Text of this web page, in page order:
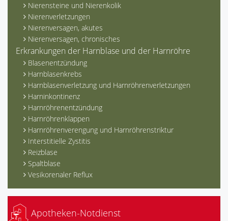
Nierensteine und Nierenkolik
Nierenverletzungen
Nierenversagen, akutes
Nierenversagen, chronisches
Erkrankungen der Harnblase und der Harnröhre
Blasenentzündung
Harnblasenkrebs
Harnblasenverletzung und Harnröhrenverletzungen
Harninkontinenz
Harnröhrenentzündung
Harnröhrenklappen
Harnröhrenverengung und Harnröhrenstriktur
Interstitielle Zystitis
Reizblase
Spaltblase
Vesikorenaler Reflux
Apotheken-Notdienst